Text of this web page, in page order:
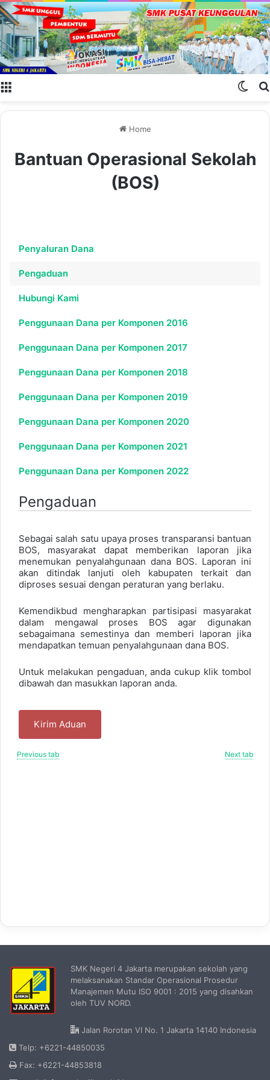
Home
Bantuan Operasional Sekolah
(BOS)
Penyaluran Dana
Pengaduan
Hubungi Kami
Penggunaan Dana per Komponen 2016
Penggunaan Dana per Komponen 2017
Penggunaan Dana per Komponen 2018
Penggunaan Dana per Komponen 2019
Penggunaan Dana per Komponen 2020
Penggunaan Dana per Komponen 2021
Penggunaan Dana per Komponen 2022
Pengaduan
Sebagai salah satu upaya proses transparansi bantuan
BOS, masyarakat dapat memberikan laporan jika
menemukan penyalahgunaan dana BOS. Laporan ini
akan ditindak lanjuti oleh kabupaten terkait dan
diproses sesuai dengan peraturan yang berlaku.
Kemendikbud mengharapkan partisipasi masyarakat
dalam mengawal proses BOS agar digunakan
sebagaimana semestinya dan memberi laporan jika
mendapatkan temuan penyalahgunaan dana BOS.
Untuk melakukan pengaduan, anda cukup klik tombol
dibawah dan masukkan laporan anda.
Kirim Aduan
Previous tab Next tab
SMK Negeri 4 Jakarta merupakan sekolah yang
melaksanakan Standar Operasional Prosedur
Manajemen Mutu ISO 9001 : 2015 yang disahkan
oleh TUV NORD.
Jalan Rorotan VI No. 1 Jakarta 14140 Indonesia
Telp: +6221-44850035
Fax: +6221-44853818